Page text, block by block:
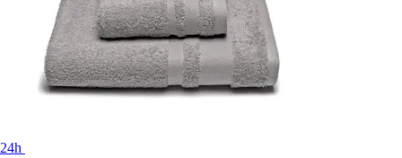
24h